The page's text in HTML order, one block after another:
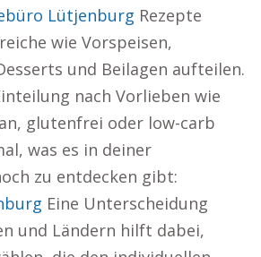
Lütjenburg Rezepte
wie Vorspeisen,
und Beilagen aufteilen.
nach Vorlieben wie
glutenfrei oder low-carb
was es in deiner
zu entdecken gibt:
Eine Unterscheidung
und Ländern hilft dabei,